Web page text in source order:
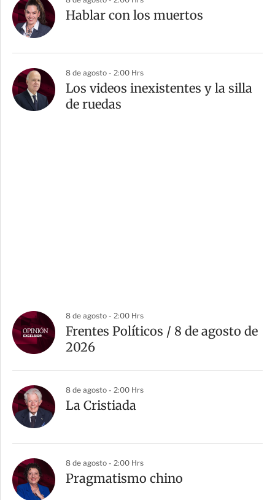
Hablar con los muertos
8 de agosto - 2:00 Hrs
Los videos inexistentes y la silla
de ruedas
8 de agosto - 2:00 Hrs
Frentes Políticos / 8 de agosto de
2026
8 de agosto - 2:00 Hrs
La Cristiada
8 de agosto - 2:00 Hrs
Pragmatismo chino